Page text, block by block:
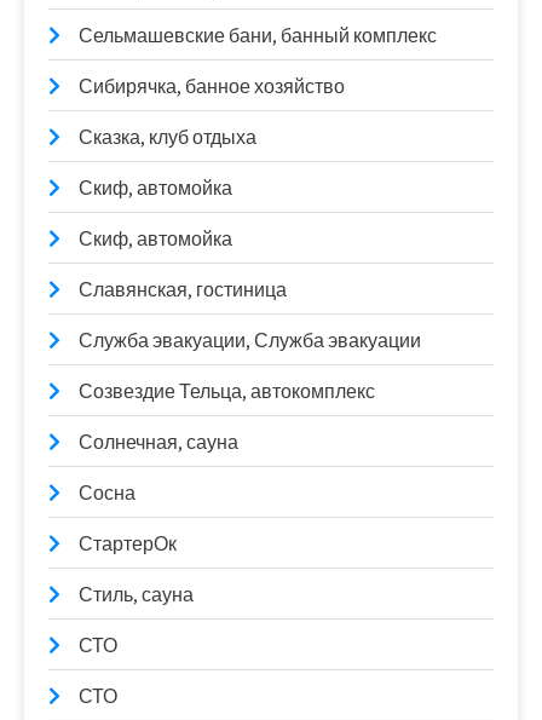
Сельмашевские бани, банный комплекс
Сибирячка, банное хозяйство
Сказка, клуб отдыха
Скиф, автомойка
Скиф, автомойка
Славянская, гостиница
Служба эвакуации, Служба эвакуации
Созвездие Тельца, автокомплекс
Солнечная, сауна
Сосна
СтартерОк
Стиль, сауна
СТО
СТО